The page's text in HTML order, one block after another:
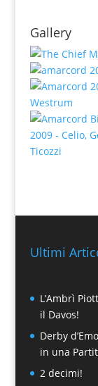
Gallery
Ultimi
L’Ambrì
il Davos!
Derby
in una
2 decimi!